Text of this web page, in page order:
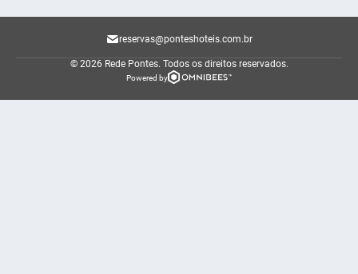
reservas@ponteshoteis.com.br
© 2026 Rede Pontes. Todos os direitos reservados.
Powered by